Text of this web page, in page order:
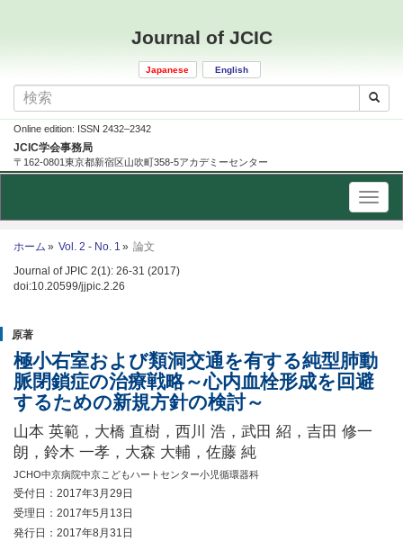
Journal of JCIC
Japanese English
Online edition: ISSN 2432–2342
JCIC学会事務局
〒162-0801東京都新宿区山吹町358-5アカデミーセンター
ホーム Vol. 2 - No. 1
論文
Journal of JPIC 2(1): 26-31 (2017)
doi:10.20599/jjpic.2.26
原著
極小右室および類洞交通を有する純型肺動
脈閉鎖症の治療戦略～心内血栓形成を回避
するための新規方針の検討～
山本 英範，大橋 直樹，西川 浩，武田 紹，吉田 修一
朗，鈴木 一孝，大森 大輔，佐藤 純
JCHO中京病院中京こどもハートセンター小児循環器科
受付日：2017年3月29日
受理日：2017年5月13日
発行日：2017年8月31日